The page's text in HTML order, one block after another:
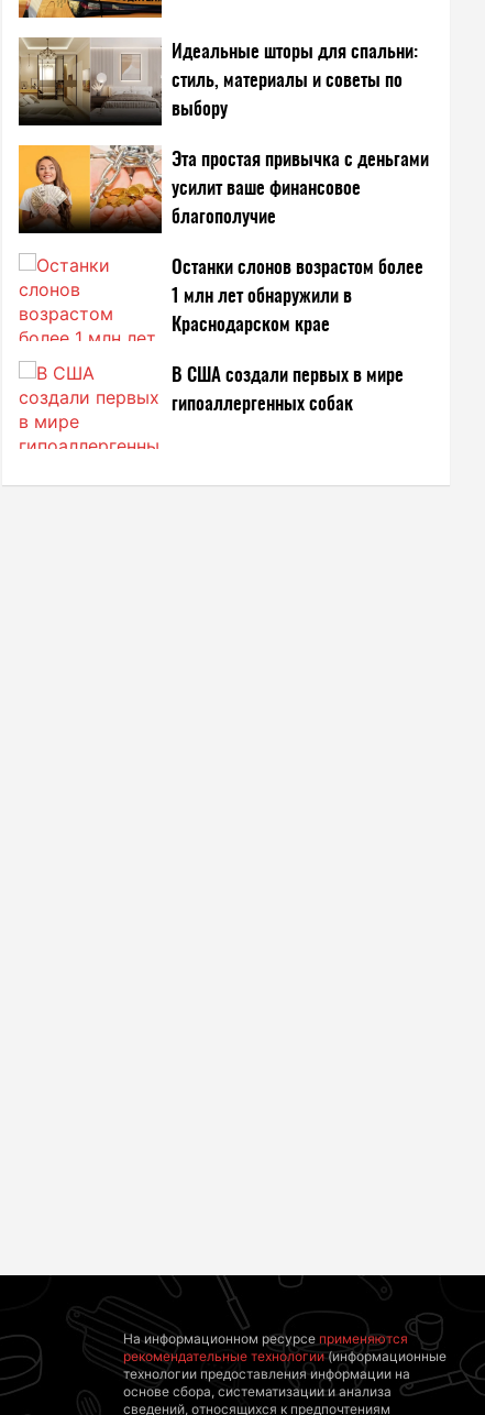
Идеальные шторы для спальни:
стиль, материалы и советы по
выбору
Эта простая привычка с деньгами
усилит ваше финансовое
благополучие
Останки слонов возрастом более
1 млн лет обнаружили в
Краснодарском крае
В США создали первых в мире
гипоаллергенных собак
На информационном ресурсе применяются
рекомендательные технологии(информационные
технологии предоставления информации на
основе сбора, систематизации и анализа
сведений, относящихся к предпочтениям